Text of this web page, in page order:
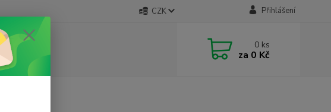
CZK Přihlášení
0 ks
za 0 Kč